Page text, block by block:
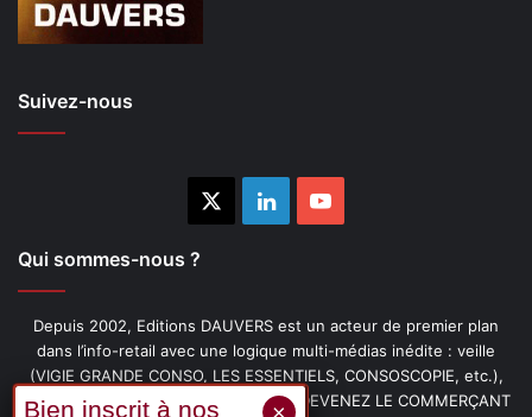
Suivez-nous
LinkedinYouTube
Qui sommes-nous ?
Depuis 2002, Editions DAUVERS est un acteur de premier plan
dans l’info-retail avec une logique multi-médias inédite : veille
(VIGIE GRANDE CONSO, LES ESSENTIELS, CONSOSCOPIE, etc.),
livres (PENSER-CLIENT, IMAGE-PRIX, DEVENEZ LE COMMERÇANT